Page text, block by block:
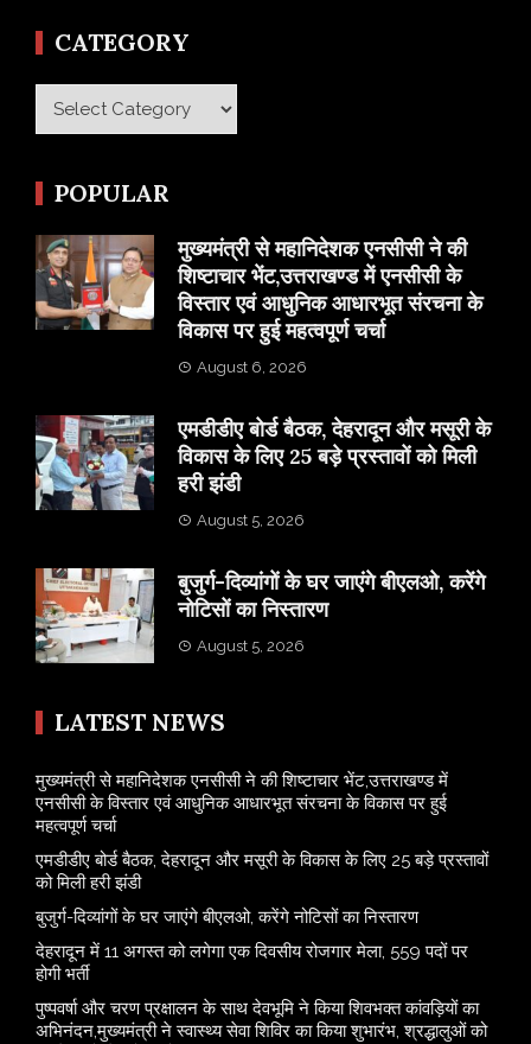
CATEGORY
Category
POPULAR
मुख्यमंत्री से महानिदेशक एनसीसी ने की
शिष्टाचार भेंट,उत्तराखण्ड में एनसीसी के
विस्तार एवं आधुनिक आधारभूत संरचना के
विकास पर हुई महत्वपूर्ण चर्चा
August 6, 2026
एमडीडीए बोर्ड बैठक, देहरादून और मसूरी के
विकास के लिए 25 बड़े प्रस्तावों को मिली
हरी झंडी
August 5, 2026
बुजुर्ग-दिव्यांगों के घर जाएंगे बीएलओ, करेंगे
नोटिसों का निस्तारण
August 5, 2026
LATEST NEWS
मुख्यमंत्री से महानिदेशक एनसीसी ने की शिष्टाचार भेंट,उत्तराखण्ड में
एनसीसी के विस्तार एवं आधुनिक आधारभूत संरचना के विकास पर हुई
महत्वपूर्ण चर्चा
एमडीडीए बोर्ड बैठक, देहरादून और मसूरी के विकास के लिए 25 बड़े प्रस्तावों
को मिली हरी झंडी
बुजुर्ग-दिव्यांगों के घर जाएंगे बीएलओ, करेंगे नोटिसों का निस्तारण
​देहरादून में 11 अगस्त को लगेगा एक दिवसीय रोजगार मेला, 559 पदों पर
होगी भर्ती
पुष्पवर्षा और चरण प्रक्षालन के साथ देवभूमि ने किया शिवभक्त कांवड़ियों का
अभिनंदन,मुख्यमंत्री ने स्वास्थ्य सेवा शिविर का किया शुभारंभ, श्रद्धालुओं को